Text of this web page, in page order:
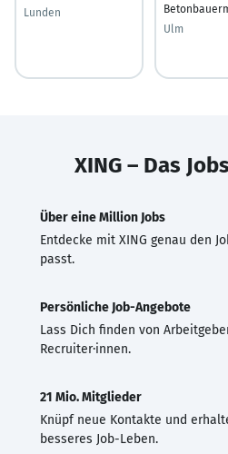
Lunden
Ulm
XING – Das
Über eine Million Jobs
Entdecke mit XING genau den
passt.
Persönliche Job-Angebote
Lass Dich finden von
Recruiter·innen.
21 Mio. Mitglieder
Knüpf neue Kontakte und
besseres Job-Leben.